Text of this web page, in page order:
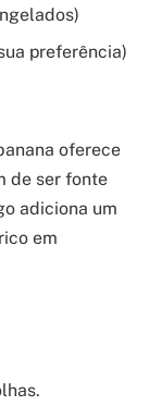
preferência)
oferece
de ser fonte
adiciona um
em